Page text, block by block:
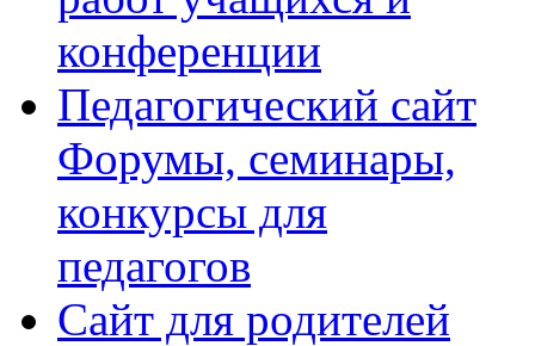
конференции
Педагогический сайт
Форумы, семинары,
конкурсы для
педагогов
Сайт для родителей